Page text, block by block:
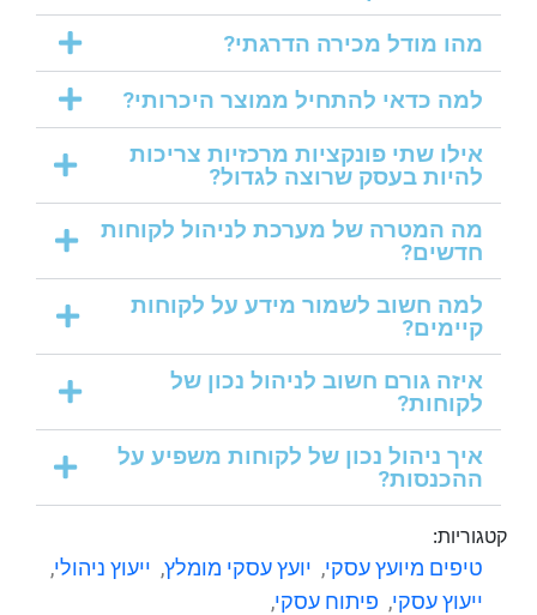
מהו מודל מכירה הדרגתי?
למה כדאי להתחיל ממוצר היכרותי?
אילו שתי פונקציות מרכזיות צריכות
להיות בעסק שרוצה לגדול?
מה המטרה של מערכת לניהול לקוחות
חדשים?
למה חשוב לשמור מידע על לקוחות
קיימים?
איזה גורם חשוב לניהול נכון של
לקוחות?
איך ניהול נכון של לקוחות משפיע על
ההכנסות?
קטגוריות:
טיפים מיועץ עסקי, יועץ עסקי מומלץ, ייעוץ ניהולי,
ייעוץ עסקי, פיתוח עסקי,